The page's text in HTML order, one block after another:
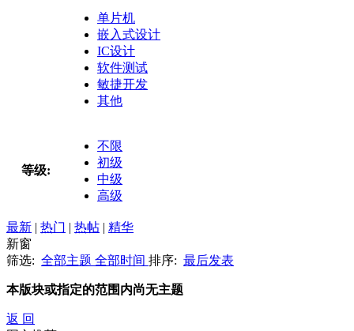
单片机
嵌入式设计
IC设计
软件测试
敏捷开发
其他
等级:
不限
初级
中级
高级
最新 | 热门 | 热帖 | 精华
新窗
筛选: 全部主题 全部时间 排序: 最后发表
本版块或指定的范围内尚无主题
返 回